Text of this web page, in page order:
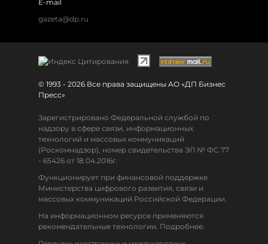
E-mail
gazeta@dp.ru
© 1993 - 2026 Все права защищены АО «ДП Бизнес
Пресс»
Зарегистрировано Федеральной службой по
надзору в сфере связи, информационных
технологий и массовых коммуникаций
(Роскомнадзор), номер свидетельства ЭЛ № ФС 77
- 65426 от 18.04.2016г.
Функционирует при финансовой поддержке
Министерства цифрового развития, связи и
массовых коммуникаций Российской Федерации.
На информационном ресурсе применяются
рекомендательные технологии. Подробнее.